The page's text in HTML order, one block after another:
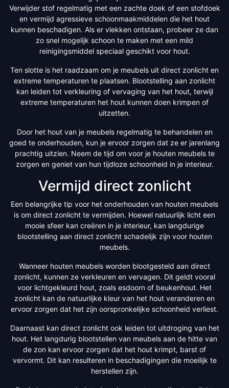
Verwijder stof regelmatig met een zachte doek of een stofdoek
en vermijd agressieve schoonmaakmiddelen die het hout
kunnen beschadigen. Als er vlekken ontstaan, probeer ze dan
zo snel mogelijk schoon te maken met een mild
reinigingsmiddel speciaal geschikt voor hout.
Ten slotte is het raadzaam om je meubels uit direct zonlicht en
extreme temperaturen te plaatsen. Blootstelling aan zonlicht
kan leiden tot verkleuring of vervaging van het hout, terwijl
extreme temperaturen het hout kunnen doen krimpen of
uitzetten.
Door het hout van je meubels regelmatig te behandelen en
goed te onderhouden, kun je ervoor zorgen dat ze er jarenlang
prachtig uitzien. Neem de tijd om voor je houten meubels te
zorgen en geniet van hun tijdloze schoonheid in je interieur.
Vermijd direct zonlicht
Een belangrijke tip voor het onderhouden van houten meubels
is om direct zonlicht te vermijden. Hoewel natuurlijk licht een
mooie sfeer kan creëren in je interieur, kan langdurige
blootstelling aan direct zonlicht schadelijk zijn voor houten
meubels.
Wanneer houten meubels worden blootgesteld aan direct
zonlicht, kunnen ze verkleuren en vervagen. Dit geldt vooral
voor lichtgekleurd hout, zoals esdoorn of beukenhout. Het
zonlicht kan de natuurlijke kleur van het hout veranderen en
ervoor zorgen dat het zijn oorspronkelijke schoonheid verliest.
Daarnaast kan direct zonlicht ook leiden tot uitdroging van het
hout. Het langdurig blootstellen van meubels aan de hitte van
de zon kan ervoor zorgen dat het hout krimpt, barst of
vervormt. Dit kan resulteren in beschadigingen die moeilijk te
herstellen zijn.